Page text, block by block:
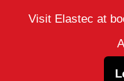
Visit Elastec at